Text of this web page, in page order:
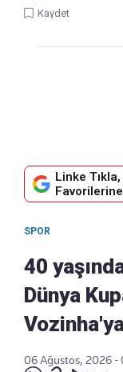
Kaydet
Linke
SPOR
40
Dünya
06 Ağustos, 2026 -